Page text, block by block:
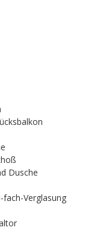
Dusche
Verglasung